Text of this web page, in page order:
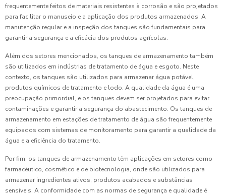
frequentemente feitos de materiais resistentes à corrosão e são projetados
para facilitar o manuseio e a aplicação dos produtos armazenados. A
manutenção regular e a inspeção dos tanques são fundamentais para
garantir a segurança e a eficácia dos produtos agrícolas.
Além dos setores mencionados, os tanques de armazenamento também
são utilizados em indústrias de tratamento de água e esgoto. Neste
contexto, os tanques são utilizados para armazenar água potável,
produtos químicos de tratamento e lodo. A qualidade da água é uma
preocupação primordial, e os tanques devem ser projetados para evitar
contaminações e garantir a segurança do abastecimento. Os tanques de
armazenamento em estações de tratamento de água são frequentemente
equipados com sistemas de monitoramento para garantir a qualidade da
água e a eficiência do tratamento.
Por fim, os tanques de armazenamento têm aplicações em setores como
farmacêutico, cosmético e de biotecnologia, onde são utilizados para
armazenar ingredientes ativos, produtos acabados e substâncias
sensíveis. A conformidade com as normas de segurança e qualidade é